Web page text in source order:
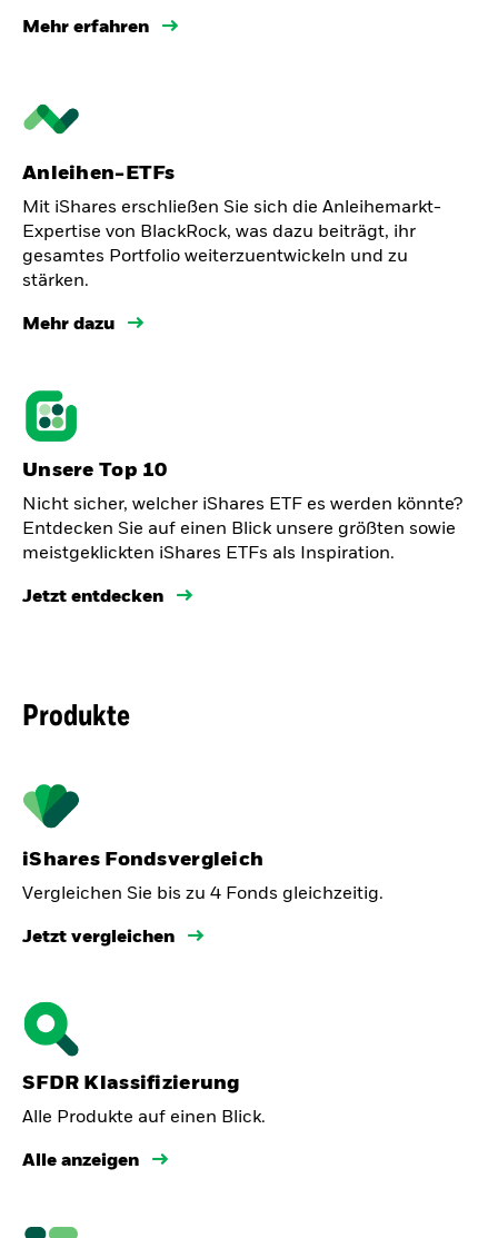
Mehr erfahren
Anleihen-ETFs
Mit iShares erschließen Sie sich die Anleihemarkt-
Expertise von BlackRock, was dazu beiträgt, ihr
gesamtes Portfolio weiterzuentwickeln und zu
stärken.
Mehr dazu
Unsere Top 10
Nicht sicher, welcher iShares ETF es werden könnte?
Entdecken Sie auf einen Blick unsere größten sowie
meistgeklickten iShares ETFs als Inspiration.
Jetzt entdecken
Produkte
iShares Fondsvergleich
Vergleichen Sie bis zu 4 Fonds gleichzeitig.
Jetzt vergleichen
SFDR Klassifizierung
Alle Produkte auf einen Blick.
Alle anzeigen